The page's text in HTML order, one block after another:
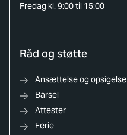
Fredag kl. 9:00 til 15:00
Råd og støtte
Ansættelse og opsigelse
Barsel
Attester
Ferie